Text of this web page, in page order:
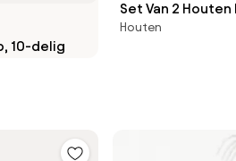
10-delig
Set Van 2
Natuurlijk Hout -
Houten